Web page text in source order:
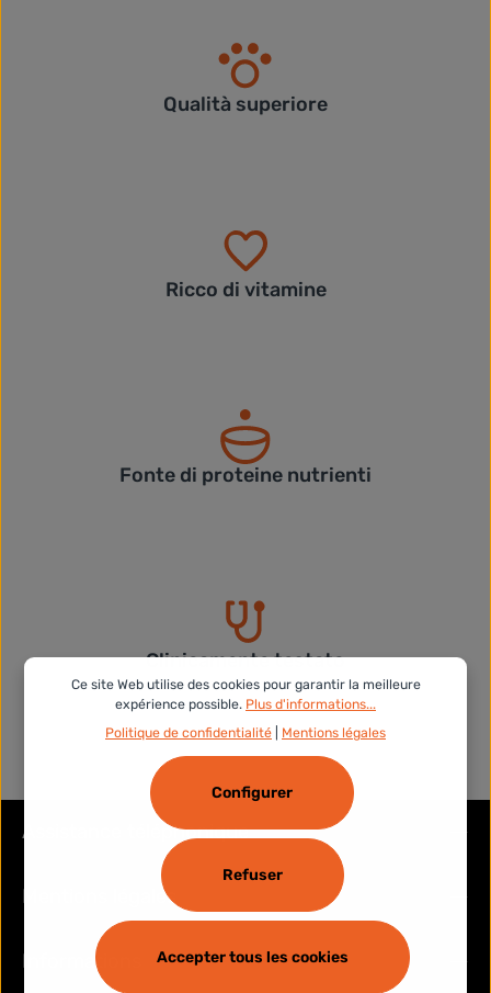
Qualità superiore
Ricco di vitamine
Fonte di proteine nutrienti
Clinicamente testato
Assistance téléphonique
Mentions légales
Informations
Ce site Web utilise des cookies pour garantir la meilleure
expérience possible. Plus d'informations...
Politique de confidentialité
Mentions légales
Refuser
Configurer
Accepter tous les cookies